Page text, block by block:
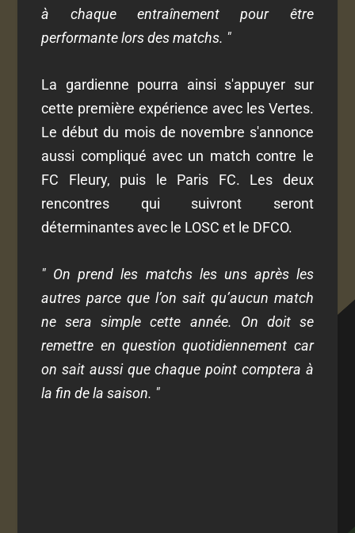
à chaque entraînement pour être
performante lors des matchs. "
La gardienne pourra ainsi s'appuyer sur
cette première expérience avec les Vertes.
Le début du mois de novembre s'annonce
aussi compliqué avec un match contre le
FC Fleury, puis le Paris FC. Les deux
rencontres qui suivront seront
déterminantes avec le LOSC et le DFCO.
" On prend les matchs les uns après les
autres parce que l’on sait qu’aucun match
ne sera simple cette année. On doit se
remettre en question quotidiennement car
on sait aussi que chaque point comptera à
la fin de la saison. "